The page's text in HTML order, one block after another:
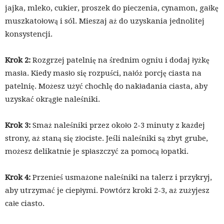
jajka, mleko, cukier, proszek do pieczenia, cynamon, gałkę
muszkatołową i sól. Mieszaj aż do uzyskania jednolitej
konsystencji.
Krok 2: Rozgrzej patelnię na średnim ogniu i dodaj łyżkę
masła. Kiedy masło się rozpuści, nałóż porcję ciasta na
patelnię. Możesz użyć chochlę do nakładania ciasta, aby
uzyskać okrągłe naleśniki.
Krok 3: Smaż naleśniki przez około 2-3 minuty z każdej
strony, aż staną się złociste. Jeśli naleśniki są zbyt grube,
możesz delikatnie je spłaszczyć za pomocą łopatki.
Krok 4: Przenieś usmażone naleśniki na talerz i przykryj,
aby utrzymać je ciepłymi. Powtórz kroki 2-3, aż zużyjesz
całe ciasto.